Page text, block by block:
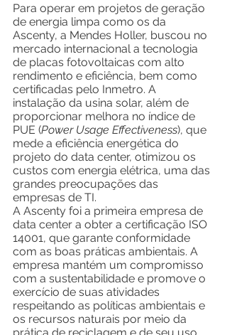
Para operar em projetos de geração
de energia limpa como os da
Ascenty, a Mendes Holler, buscou no
mercado internacional a tecnologia
de placas fotovoltaicas com alto
rendimento e eficiência, bem como
certificadas pelo Inmetro. A
instalação da usina solar, além de
proporcionar melhora no índice de
PUE (Power Usage Effectiveness), que
mede a eficiência energética do
projeto do data center, otimizou os
custos com energia elétrica, uma das
grandes preocupações das
empresas de TI.
A Ascenty foi a primeira empresa de
data center a obter a certificação ISO
14001, que garante conformidade
com as boas práticas ambientais. A
empresa mantém um compromisso
com a sustentabilidade e promove o
exercício de suas atividades
respeitando as políticas ambientais e
os recursos naturais por meio da